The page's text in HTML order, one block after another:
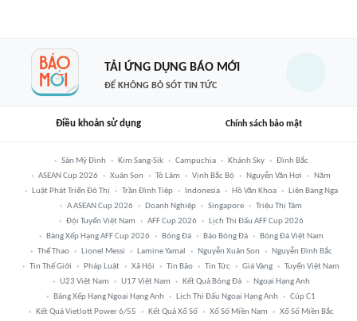
TẢI ỨNG DỤNG BÁO MỚI
ĐỂ KHÔNG BỎ SÓT TIN TỨC
Điều khoản sử dụng Chính sách bảo mật
Sân Mỹ Đình Kim Sang-Sik Campuchia Khánh Sky
Đình Bắc
ASEAN Cup 2026
Xuân Son Tô Lâm Vịnh Bắc Bộ Nguyễn Văn Hợi
Năm
Luật Phát Triển Đô Thị
Trần Đình Tiệp Indonesia Hồ Văn Khoa
Liên Bang Nga
A ASEAN Cup 2026
Doanh Nghiệp Singapore
Triệu Thị Tâm
Đội Tuyển Việt Nam
AFF Cup 2026
Lịch Thi Đấu AFF Cup 2026
Bảng Xếp Hạng AFF Cup 2026
Bóng Đá Báo Bóng Đá
Bóng Đá Việt Nam
Thể Thao
Lionel Messi Lamine Yamal Nguyễn Xuân Son
Nguyễn Đình Bắc
Tin Thế Giới
Pháp Luật Xã Hội Tin Bão Tin Tức Giá Vàng
Tuyển Việt Nam
U23 Việt Nam
U17 Việt Nam Kết Quả Bóng Đá
Ngoại Hạng Anh
Bảng Xếp Hạng Ngoại Hạng Anh
Lịch Thi Đấu Ngoại Hạng Anh
Cúp C1
Kết Quả Vietlott Power 6/55
Kết Quả Xổ Số Xổ Số Miền Nam Xổ Số Miền Bắc